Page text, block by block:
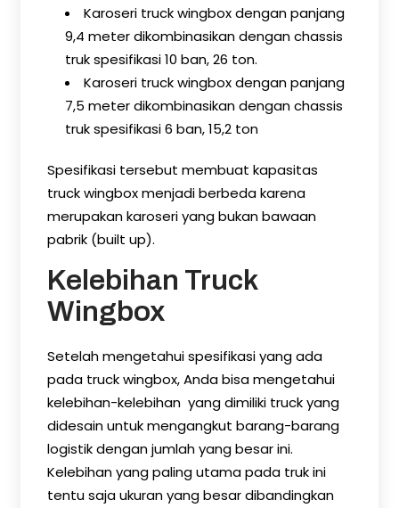
Karoseri truck wingbox dengan panjang
9,4 meter dikombinasikan dengan chassis
truk spesifikasi 10 ban, 26 ton.
Karoseri truck wingbox dengan panjang
7,5 meter dikombinasikan dengan chassis
truk spesifikasi 6 ban, 15,2 ton
Spesifikasi tersebut membuat kapasitas
truck wingbox menjadi berbeda karena
merupakan karoseri yang bukan bawaan
pabrik (built up).
Kelebihan Truck
Wingbox
Setelah mengetahui spesifikasi yang ada
pada truck wingbox, Anda bisa mengetahui
kelebihan-kelebihan yang dimiliki truck yang
didesain untuk mengangkut barang-barang
logistik dengan jumlah yang besar ini.
Kelebihan yang paling utama pada truk ini
tentu saja ukuran yang besar dibandingkan